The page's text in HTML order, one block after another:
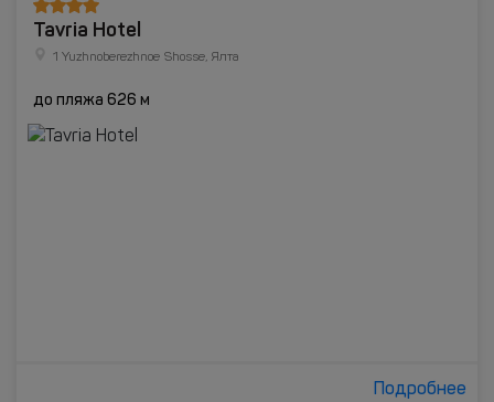
Tavria Hotel
1 Yuzhnoberezhnoe Shosse, Ялта
до пляжа 626 м
Подробнее